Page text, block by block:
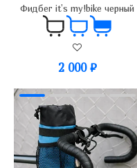
Фидбег it’s my!bike черный
2 000 ₽